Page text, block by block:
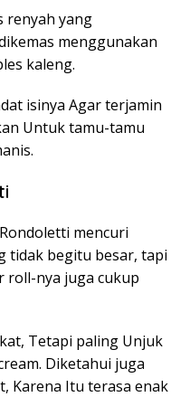
renyah yang
menggunakan
kaleng.
isinya Agar terjamin
Untuk tamu-tamu
mencuri
tidak begitu besar, tapi
roll-nya juga cukup
Tetapi paling Unjuk
Diketahui juga
Karena Itu terasa enak